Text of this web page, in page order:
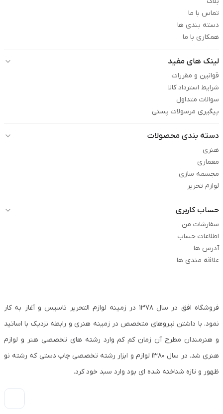
تماس با ما
دسته بندی ها
همکاری با ما
لینک های مفید
قوانین و مقررات
شرایط استرداد کالا
سوالات متداول
پیگیری مرسولات پستی
دسته بندی محصولات
هنری
معماری
مجسمه سازی
لوازم تحریر
حساب کاربری
سفارشات من
اطلاعات حساب
آدرس ها
علاقه مندی ها
فروشگاه افق در سال ۱۳۷۸ در زمینه لوازم التحریر تاسیس و آغاز به کار
نمود. با داشتن نیروهای متخصص در زمینه هنری و رابطه نزدیک با اساتید
و هنرمندان مطرح آن زمان کم کم وارد رشته های تخصصی هنر و لوازم
هنری شد. در سال ۱۳۸۰ لوازم و ابزار رشته تخصصی چاپ دستی که رشته نو
ظهور و تازه شناخته شده ای بود وارد سبد خود کرد.